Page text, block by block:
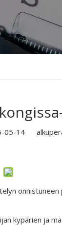
05-14
kypärien ja